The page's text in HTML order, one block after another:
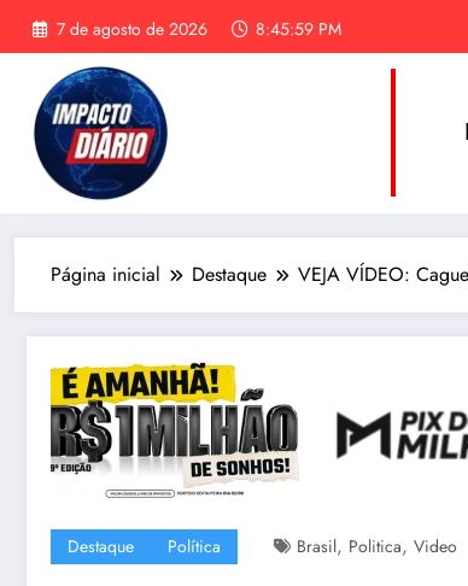
Pular
para
conteúdo
7 de agosto de 2026 8:46:01 PM
Página inicial Destaque VEJA VÍDEO:
Destaque Política Brasil, Politica, Video